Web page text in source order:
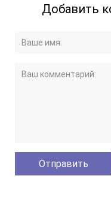
Добавить